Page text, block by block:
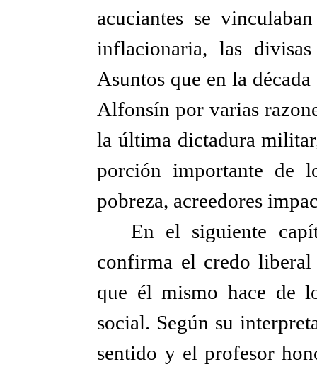
acuciantes se
inflacionaria, las
Asuntos que en la
Alfonsín por varias
la última dictadura
porción importante de
pobreza, acreedores
En el siguiente
confirma el credo
que él mismo hace de
social. Según su
sentido y el profesor